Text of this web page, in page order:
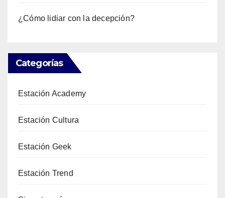
¿Cómo lidiar con la decepción?
Categorías
Estación Academy
Estación Cultura
Estación Geek
Estación Trend